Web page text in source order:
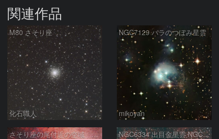
関連作品
M80 さそり座
化石職人
NGC7129 バラのつぼみ星雲
mikoyan
さそり座の尾付近の空域 260718 NGC6334 出目金星雲 NGC6357 彼岸花星雲 さそり座